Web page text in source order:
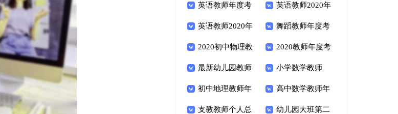
结怎么写 度个人总结
英语教师年度考
核个人总结范文
英语教师2020年
度考核个人总结
英语教师2020年
度考核个人总结范文
舞蹈教师年度考
核个人总结范文
2020初中物理教
师年度考核个人总结
2020教师年度考
核个人的工作总结范
文
最新幼儿园教师
年度考核个人总结
小学数学教师
2020年度考核个人
总结
初中地理教师年
度考核登记表个人总
高中数学教师年
度考核表个人总结
支教教师个人总 幼儿园大班第二